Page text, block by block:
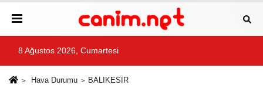
8 Ağustos 2026, Cumartesi
Hava Durumu BALIKESİR